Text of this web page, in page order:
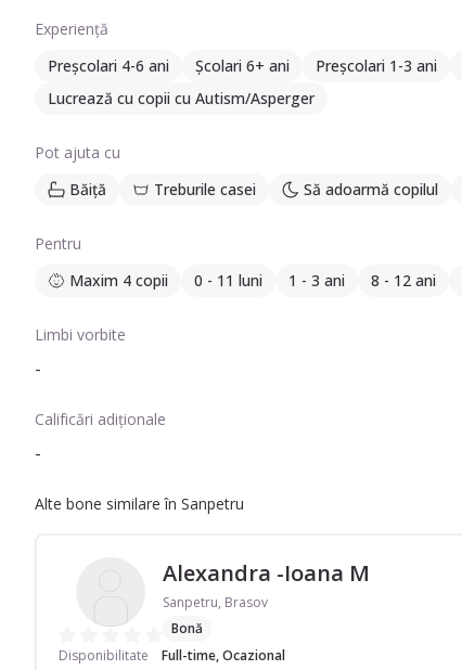
Experiență
Preșcolari 4-6 ani
Școlari 6+ ani Preșcolari 1-3 ani
Lucrează cu copii cu Autism/Asperger
Pot ajuta cu
Băiță
Treburile casei Să adoarmă copilul
Pentru
Maxim 4 copii
0 - 11 luni 1 - 3 ani 8 - 12 ani
Limbi vorbite
-
Calificări adiționale
-
Alte bone similare în Sanpetru
Alexandra -Ioana M
Sanpetru, Brasov
Bonă
Disponibilitate
Full-time, Ocazional